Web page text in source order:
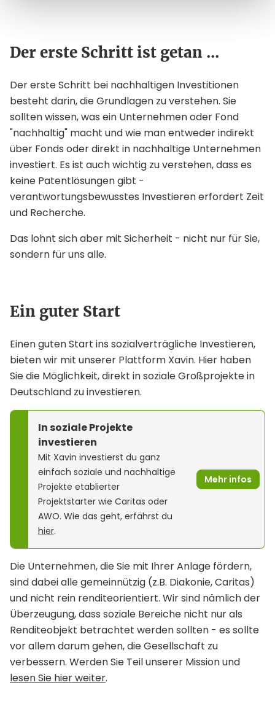
Der erste Schritt ist getan ...
Der erste Schritt bei nachhaltigen Investitionen
besteht darin, die Grundlagen zu verstehen. Sie
sollten wissen, was ein Unternehmen oder Fond
"nachhaltig" macht und wie man entweder indirekt
über Fonds oder direkt in nachhaltige Unternehmen
investiert. Es ist auch wichtig zu verstehen, dass es
keine Patentlösungen gibt -
verantwortungsbewusstes Investieren erfordert Zeit
und Recherche.
Das lohnt sich aber mit Sicherheit - nicht nur für Sie,
sondern für uns alle.
Ein guter Start
Einen guten Start ins sozialverträgliche Investieren,
bieten wir mit unserer Plattform Xavin. Hier haben
Sie die Möglichkeit, direkt in soziale Großprojekte in
Deutschland zu investieren.
In soziale Projekte
investieren
Mit Xavin investierst du ganz
einfach soziale und nachhaltige
Projekte etablierter
Projektstarter wie Caritas oder
AWO. Wie das geht, erfährst du
hier.
Mehr infos
Die Unternehmen, die Sie mit Ihrer Anlage fördern,
sind dabei alle gemeinnützig (z.B. Diakonie, Caritas)
und nicht rein renditeorientiert. Wir sind nämlich der
Überzeugung, dass soziale Bereiche nicht nur als
Renditeobjekt betrachtet werden sollten - es sollte
vor allem darum gehen, die Gesellschaft zu
verbessern. Werden Sie Teil unserer Mission und
lesen Sie hier weiter.